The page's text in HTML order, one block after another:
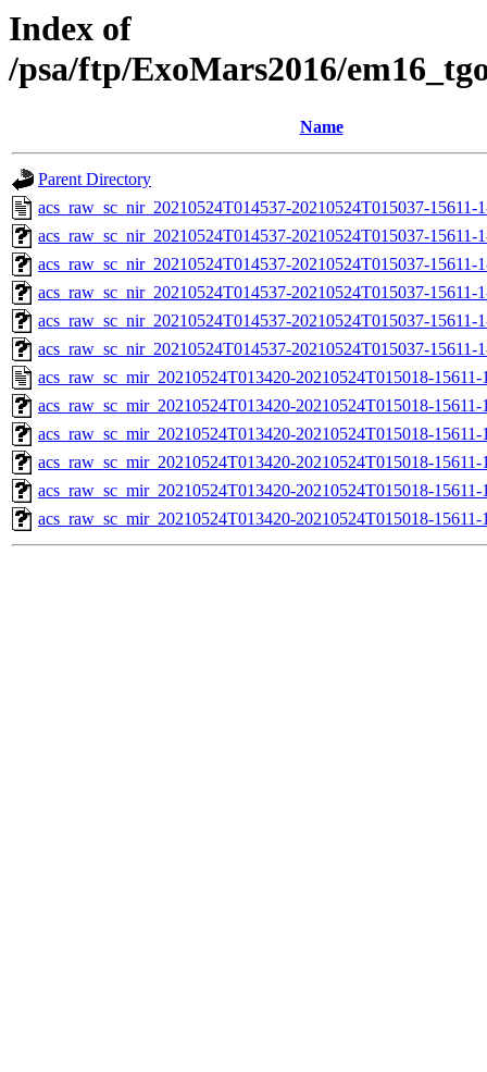
Index of
/psa/ftp/ExoMars2016/
Name
Parent Directory
acs_raw_sc_nir_20210524T014537-20210524T015037-15611-
acs_raw_sc_nir_20210524T014537-20210524T015037-15611-
acs_raw_sc_nir_20210524T014537-20210524T015037-15611-
acs_raw_sc_nir_20210524T014537-20210524T015037-15611-
acs_raw_sc_nir_20210524T014537-20210524T015037-15611-
acs_raw_sc_nir_20210524T014537-20210524T015037-15611-
acs_raw_sc_mir_20210524T013420-20210524T015018-
acs_raw_sc_mir_20210524T013420-20210524T015018-
acs_raw_sc_mir_20210524T013420-20210524T015018-
acs_raw_sc_mir_20210524T013420-20210524T015018-
acs_raw_sc_mir_20210524T013420-20210524T015018-
acs_raw_sc_mir_20210524T013420-20210524T015018-